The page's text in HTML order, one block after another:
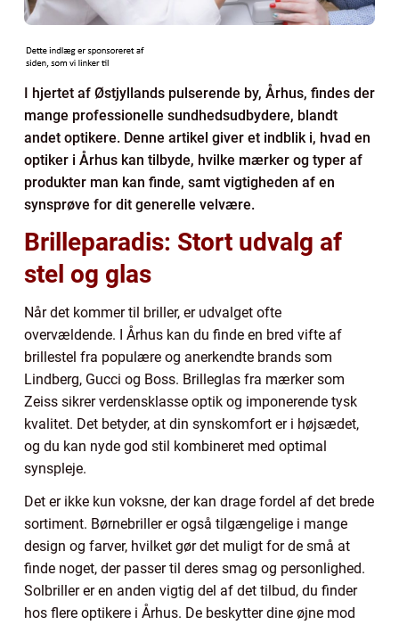
I hjertet af Østjyllands pulserende by, Århus, findes der
mange professionelle sundhedsudbydere, blandt
andet optikere. Denne artikel giver et indblik i, hvad en
optiker i Århus kan tilbyde, hvilke mærker og typer af
produkter man kan finde, samt vigtigheden af en
synsprøve for dit generelle velvære.
Brilleparadis: Stort udvalg af
stel og glas
Når det kommer til briller, er udvalget ofte
overvældende. I Århus kan du finde en bred vifte af
brillestel fra populære og anerkendte brands som
Lindberg, Gucci og Boss. Brilleglas fra mærker som
Zeiss sikrer verdensklasse optik og imponerende tysk
kvalitet. Det betyder, at din synskomfort er i højsædet,
og du kan nyde god stil kombineret med optimal
synspleje.
Det er ikke kun voksne, der kan drage fordel af det brede
sortiment. Børnebriller er også tilgængelige i mange
design og farver, hvilket gør det muligt for de små at
finde noget, der passer til deres smag og personlighed.
Solbriller er en anden vigtig del af det tilbud, du finder
hos flere optikere i Århus. De beskytter dine øjne mod